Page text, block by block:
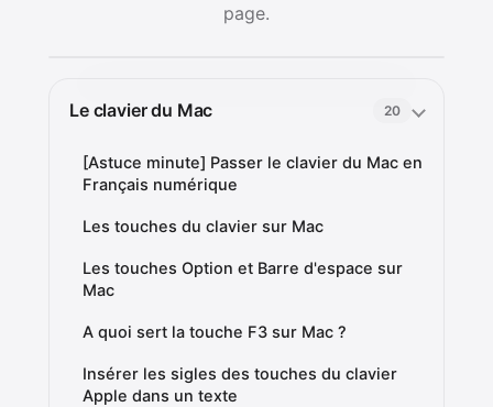
page.
Le clavier du Mac 20
[Astuce minute] Passer le clavier du Mac en
Français numérique
Les touches du clavier sur Mac
Les touches Option et Barre d'espace sur
Mac
A quoi sert la touche F3 sur Mac ?
Insérer les sigles des touches du clavier
Apple dans un texte